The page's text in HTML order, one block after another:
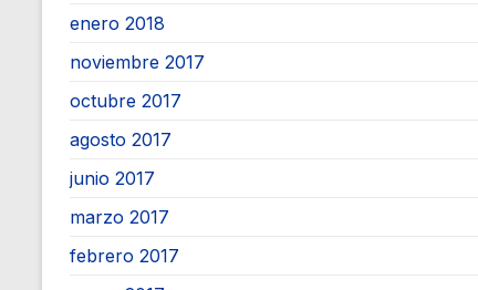
enero 2018
noviembre 2017
octubre 2017
agosto 2017
junio 2017
marzo 2017
febrero 2017